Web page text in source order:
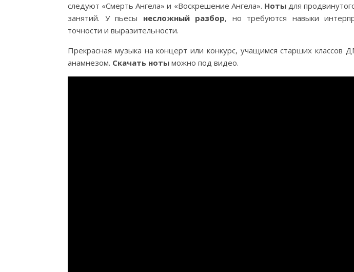
следуют «Смерть Ангела» и «Воскрешение Ангела». Нотыдля
занятий. У пьесы несложный разбор, но требуются навыки
точности и выразительности.
Прекрасная музыка на концерт или конкурс, учащимся старших
анамнезом. Скачать ноты можно под видео.